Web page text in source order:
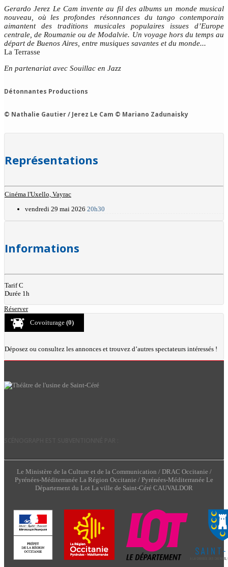
Gerardo Jerez Le Cam invente au fil des albums un monde musical
nouveau, où les profondes résonnances du tango contemporain
aimantent des traditions musicales populaires issues d’Europe
centrale, de Roumanie ou de Modalvie. Un voyage hors du temps au
départ de Buenos Aires, entre musiques savantes et du monde...
La Terrasse
En partenariat avec Souillac en Jazz
Détonnantes Productions
© Nathalie Gautier / Jerez Le Cam © Mariano Zadunaisky
Représentations
Cinéma l'Uxello, Vayrac
vendredi 29 mai 2026 20h30
Informations
Tarif C
Durée 1h
Réserver
Covoiturage (0)
Déposez ou consultez les annonces et trouvez d’autres spectateurs intéressés !
Le Ministère de la Culture et de la Communication / DRAC Occitanie /
Pyrénées-Méditerranée La Région Occitanie / Pyrénées-Méditerranée Le
Département du Lot La ville de Saint-Céré CAUVALDOR